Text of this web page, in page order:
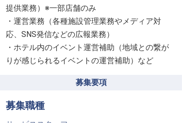
提供業務）※一部店舗のみ
・運営業務（各種施設管理業務やメディア対
応、SNS発信などの広報業務）
・ホテル内のイベント運営補助（地域との繋が
りが感じられるイベントの運営補助）など
募集要項
募集職種